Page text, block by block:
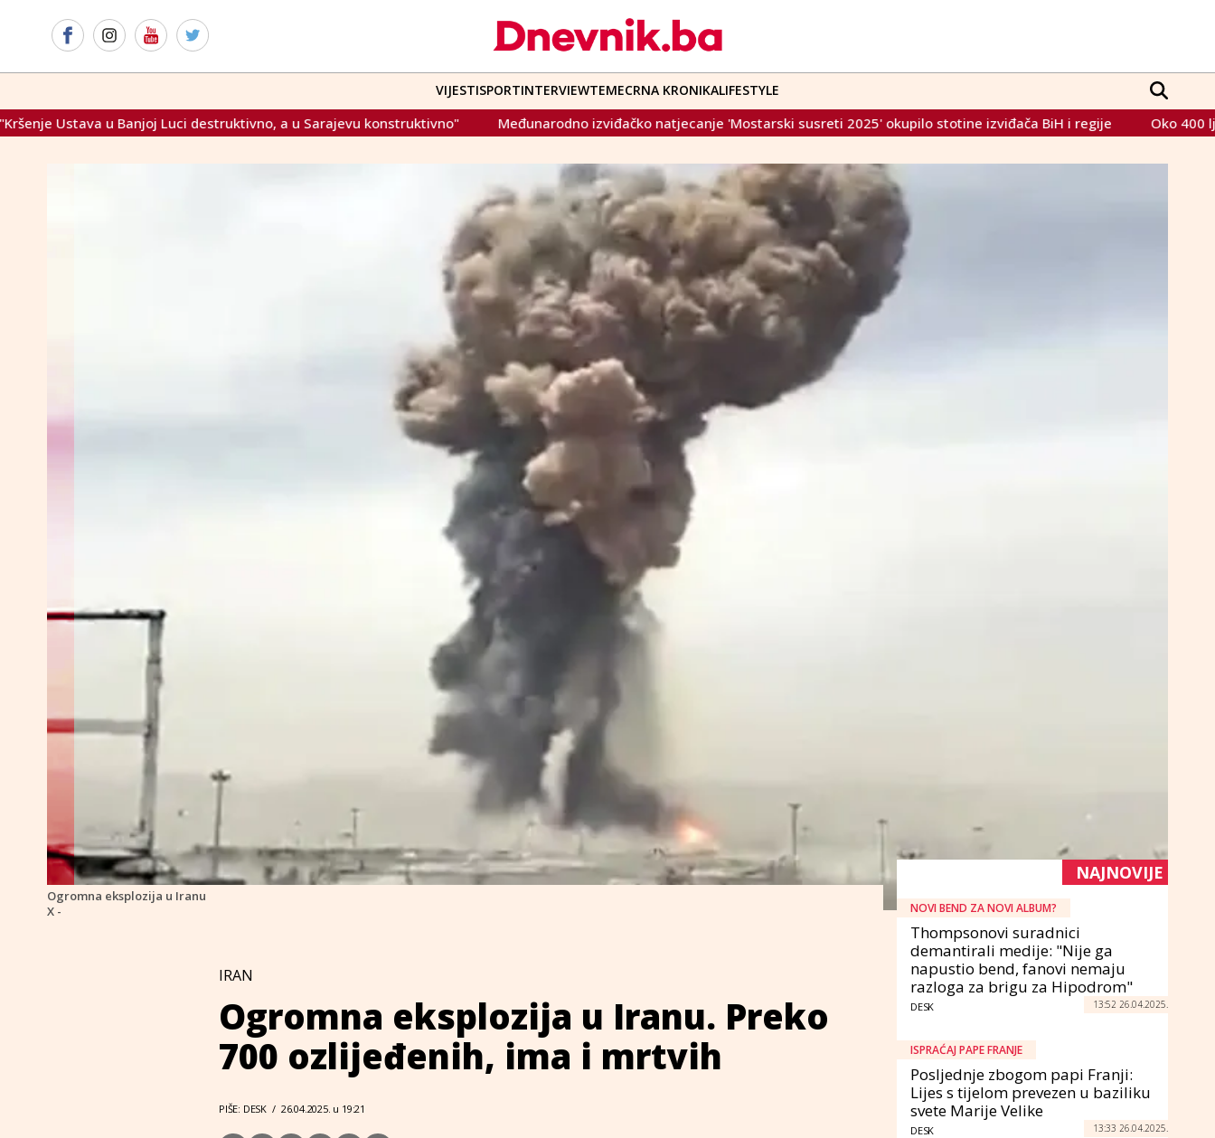
VIJESTISPORTINTERVIEWTEMECRNA KRONIKALIFESTYLE
destruktivno, a u Sarajevu konstruktivno" Međunarodno izviđačko natjecanje 'Mostarski susreti 2025' okupilo stotine izviđača BiH i regije Oko 400 ljubitelja nogometa na
Ogromna eksplozija u Iranu
X -
IRAN
Ogromna eksplozija u Iranu. Preko
700 ozlijeđenih, ima i mrtvih
PIŠE: DESK / 26.04.2025. u 19:21
NAJNOVIJE
NOVI BEND ZA NOVI ALBUM?
Thompsonovi suradnici
demantirali medije: "Nije ga
napustio bend, fanovi nemaju
razloga za brigu za Hipodrom"
DESK 13:52 26.04.2025.
ISPRAĆAJ PAPE FRANJE
Posljednje zbogom papi Franji:
Lijes s tijelom prevezen u baziliku
svete Marije Velike
DESK 13:33 26.04.2025.